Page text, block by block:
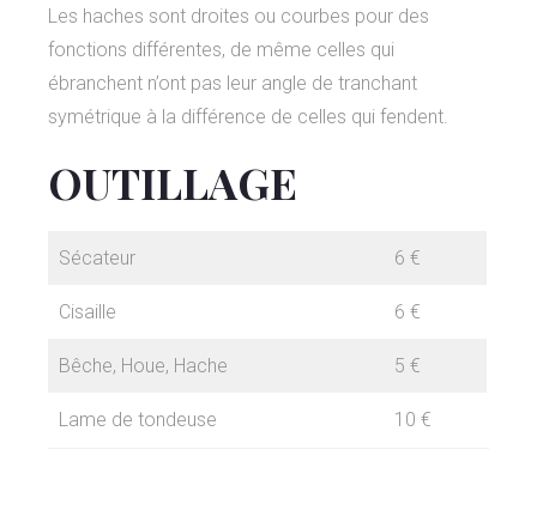
Les haches sont droites ou courbes pour des
fonctions différentes, de même celles qui
ébranchent n’ont pas leur angle de tranchant
symétrique à la différence de celles qui fendent.
OUTILLAGE
Sécateur 6 €
Cisaille 6 €
Bêche, Houe, Hache 5 €
Lame de tondeuse 10 €